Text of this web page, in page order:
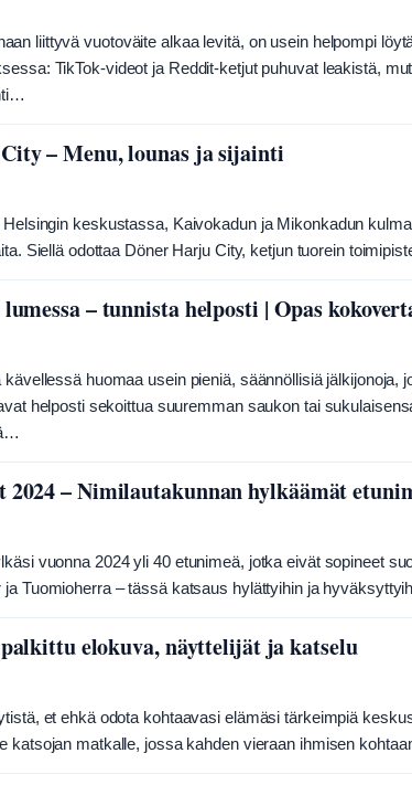
liittyvä vuotoväite alkaa levitä, on usein helpompi
TikTok-videot ja Reddit-ketjut puhuvat leakistä,
– Menu, lounas ja sijainti
Helsingin keskustassa, Kaivokadun ja Mikonkadun
Siellä odottaa Döner Harju City, ketjun tuorein
– tunnista helposti | Opas
kävellessä huomaa usein pieniä, säännöllisiä
helposti sekoittua suuremman saukon tai
– Nimilautakunnan hylkäämät
vuonna 2024 yli 40 etunimeä, jotka eivät sopineet
ja Tuomioherra – tässä katsaus hylättyihin ja
elokuva, näyttelijät ja katselu
et ehkä odota kohtaavasi elämäsi tärkeimpiä
katsojan matkalle, jossa kahden vieraan ihmisen